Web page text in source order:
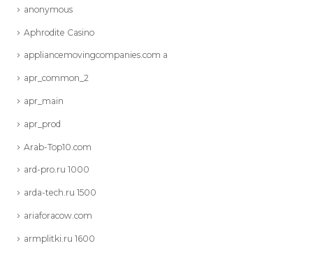
anonymous
Aphrodite Casino
appliancemovingcompanies.com a
apr_common_2
apr_main
apr_prod
Arab-Top10.com
ard-pro.ru 1000
arda-tech.ru 1500
ariaforacow.com
armplitki.ru 1600